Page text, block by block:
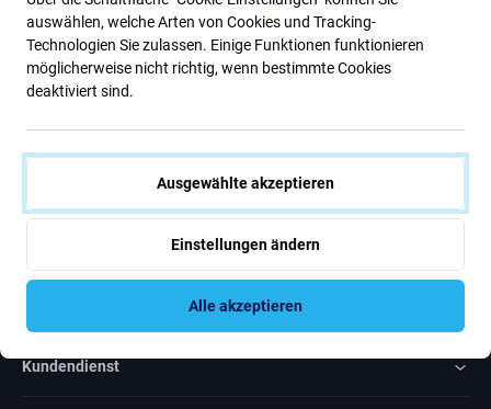
Neuigkeiten.
Abonnieren
Rated Excellent
Over
Kundendienst
auswählen, welche Arten von Cookies und Tracking-
Technologien Sie zulassen. Einige Funktionen funktionieren
möglicherweise nicht richtig, wenn bestimmte Cookies
deaktiviert sind.
Ausgewählte akzeptieren
Einstellungen ändern
Alle akzeptieren